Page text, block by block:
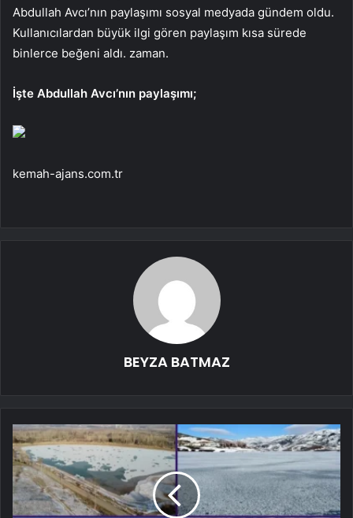
Abdullah Avcı’nın paylaşımı sosyal medyada gündem oldu.
Kullanıcılardan büyük ilgi gören paylaşım kısa sürede
binlerce beğeni aldı. zaman.
İşte Abdullah Avcı’nın paylaşımı;
kemah-ajans.com.tr
BEYZA BATMAZ